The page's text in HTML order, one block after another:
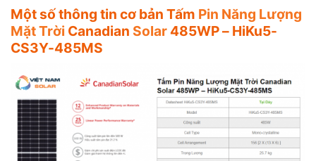
Một số thông tin cơ bản Tấm Pin Năng Lượng
Mặt Trời Canadian Solar 485WP – HiKu5-
CS3Y-485MS